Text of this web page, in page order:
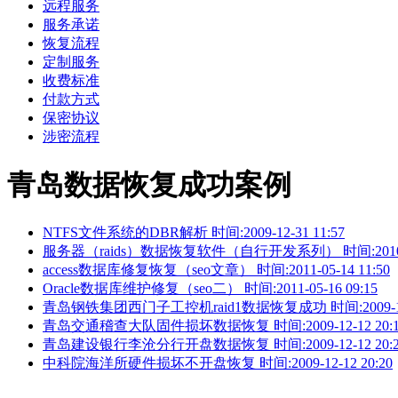
远程服务
服务承诺
恢复流程
定制服务
收费标准
付款方式
保密协议
涉密流程
青岛数据恢复成功案例
NTFS文件系统的DBR解析 时间:2009-12-31 11:57
服务器（raids）数据恢复软件（自行开发系列） 时间
access数据库修复恢复（seo文章） 时间:2011-05-14 11:50
Oracle数据库维护修复（seo二） 时间:2011-05-16 09:15
青岛钢铁集团西门子工控机raid1数据恢复成功 时间:2009-
青岛交通稽查大队固件损坏数据恢复 时间:2009-12-12
青岛建设银行李沧分行开盘数据恢复 时间:2009-12-12
中科院海洋所硬件损坏不开盘恢复 时间:2009-12-12 20:20